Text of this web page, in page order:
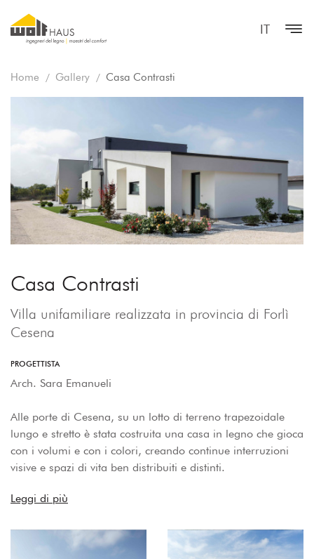
IT
Home Gallery Casa Contrasti
Casa Contrasti
Villa unifamiliare realizzata in provincia di Forlì
Cesena
PROGETTISTA
Arch. Sara Emanueli
Alle porte di Cesena, su un lotto di terreno trapezoidale
lungo e stretto è stata costruita una casa in legno che gioca
con i volumi e con i colori, creando continue interruzioni
visive e spazi di vita ben distribuiti e distinti.
Leggi di più